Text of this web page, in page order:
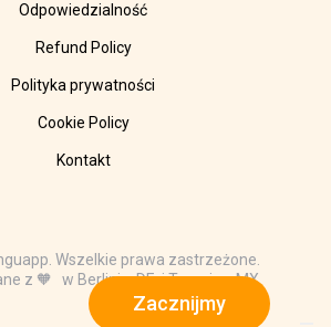
Zacznijmy
Odpowiedzialność
Refund Policy
Polityka prywatności
Cookie Policy
Kontakt
Wszelkie prawa zastrzeżone.
z 🧡 w Berlinie, DE, i Tampico, MX.